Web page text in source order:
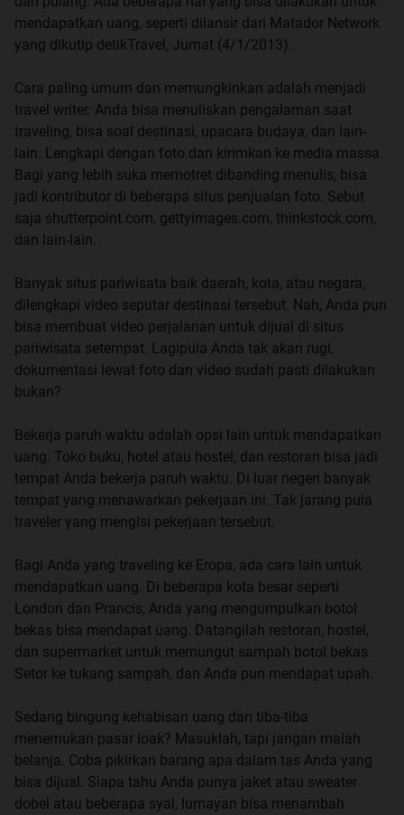
mendapatkan uang, seperti dilansir dari Matador Network
yang dikutip detikTravel, Jumat (4/1/2013).
Cara paling umum dan memungkinkan adalah menjadi
travel writer. Anda bisa menuliskan pengalaman saat
traveling, bisa soal destinasi, upacara budaya, dan lain-
lain. Lengkapi dengan foto dan kirimkan ke media massa.
Bagi yang lebih suka memotret dibanding menulis, bisa
jadi kontributor di beberapa situs penjualan foto. Sebut
saja shutterpoint.com, gettyimages.com, thinkstock.com,
dan lain-lain.
Banyak situs pariwisata baik daerah, kota, atau negara,
dilengkapi video seputar destinasi tersebut. Nah, Anda pun
bisa membuat video perjalanan untuk dijual di situs
pariwisata setempat. Lagipula Anda tak akan rugi,
dokumentasi lewat foto dan video sudah pasti dilakukan
bukan?
Bekerja paruh waktu adalah opsi lain untuk mendapatkan
uang. Toko buku, hotel atau hostel, dan restoran bisa jadi
tempat Anda bekerja paruh waktu. Di luar negeri banyak
tempat yang menawarkan pekerjaan ini. Tak jarang pula
traveler yang mengisi pekerjaan tersebut.
Bagi Anda yang traveling ke Eropa, ada cara lain untuk
mendapatkan uang. Di beberapa kota besar seperti
London dan Prancis, Anda yang mengumpulkan botol
bekas bisa mendapat uang. Datangilah restoran, hostel,
dan supermarket untuk memungut sampah botol bekas.
Setor ke tukang sampah, dan Anda pun mendapat upah.
Sedang bingung kehabisan uang dan tiba-tiba
menemukan pasar loak? Masuklah, tapi jangan malah
belanja. Coba pikirkan barang apa dalam tas Anda yang
bisa dijual. Siapa tahu Anda punya jaket atau sweater
dobel atau beberapa syal, lumayan bisa menambah